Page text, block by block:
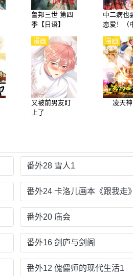
鲁邦三世 第四
季【日语】
中二病也
恋爱！（
爱！）第
【日语】
又被前男友盯
上了
漫画
凌天
漫画
番外28 雪人1
番外24 卡洛儿画本《跟我走》
番外20 庙会
番外16 剑庐与剑阁
番外12 傀儡师的现代生活1